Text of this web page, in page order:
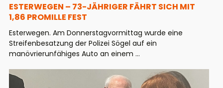
ESTERWEGEN – 73-JÄHRIGER FÄHRT SICH MIT
1,86 PROMILLE FEST
Esterwegen. Am Donnerstagvormittag wurde eine
Streifenbesatzung der Polizei Sögel auf ein
manövrierunfähiges Auto an einem ...